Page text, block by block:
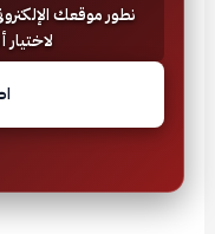
نطور موقعك